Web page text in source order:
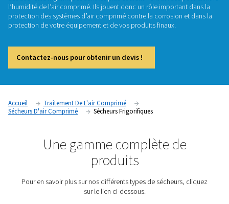
Sécheurs
frigorifiques
Les sécheurs frigorifiques sont les plus couramment
l’humidité de l’air comprimé. Ils jouent donc un rôle
protection des systèmes d’air comprimé contre la
Contactez-nous pour obtenir un devis !